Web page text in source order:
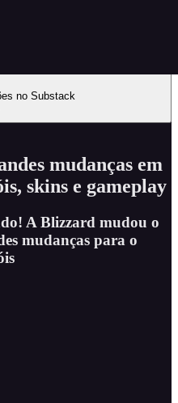
no Substack
mudanças em
skins e gameplay
A Blizzard mudou o
mudanças para o